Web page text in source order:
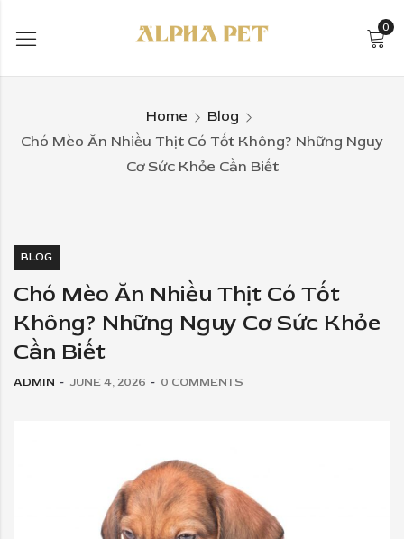
0
Home
Blog
Chó Mèo Ăn Nhiều Thịt Có Tốt Không? Những Nguy
Cơ Sức Khỏe Cần Biết
BLOG
Chó Mèo Ăn Nhiều Thịt Có Tốt
Không? Những Nguy Cơ Sức Khỏe
Cần Biết
ADMIN JUNE 4, 2026 0 COMMENTS